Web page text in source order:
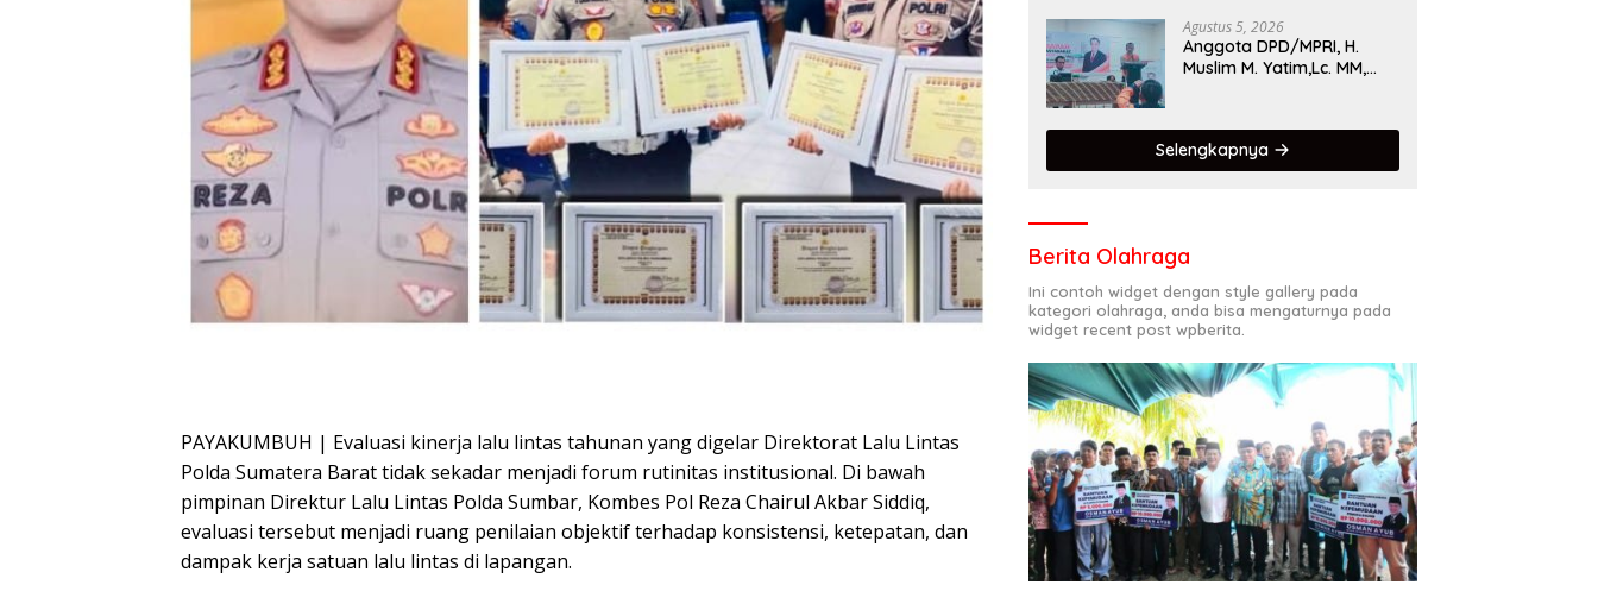
PAYAKUMBUH | Evaluasi kinerja lalu lintas tahunan yang digelar Direktorat Lalu Lintas
Polda Sumatera Barat tidak sekadar menjadi forum rutinitas institusional. Di bawah
pimpinan Direktur Lalu Lintas Polda Sumbar, Kombes Pol Reza Chairul Akbar Siddiq,
evaluasi tersebut menjadi ruang penilaian objektif terhadap konsistensi, ketepatan, dan
dampak kerja satuan lalu lintas di lapangan.
Hasil Maksimal
Agustus 5, 2026
Anggota DPD/MPRI, H.
Muslim M. Yatim,Lc. MM,
satu garda terdepan
dalam Bencana
Selengkapnya
Berita Olahraga
Ini contoh widget dengan style gallery pada
kategori olahraga, anda bisa mengaturnya pada
widget recent post wpberita.